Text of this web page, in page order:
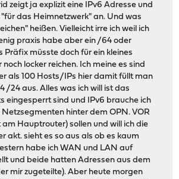
zeigt ja explizit eine IPv6 Adresse und
das Heimnetzwerk" an. Und was
heißen. Vielleicht irre ich weil ich
praxis habe aber ein /64 oder
Präfix müsste doch für ein kleines
locker reichen. Ich meine es sind
als 100 Hosts/IPs hier damit füllt man
/24 aus. Alles was ich will ist das
eingesperrt sind und IPv6 brauche ich
hinter dem OPN. VOR
am Hauptrouter) sollen und will ich die
akt. sieht es so aus als ob es kaum
habe ich WAN und LAN auf
und beide hatten Adressen aus dem
mir zugeteilte). Aber heute morgen